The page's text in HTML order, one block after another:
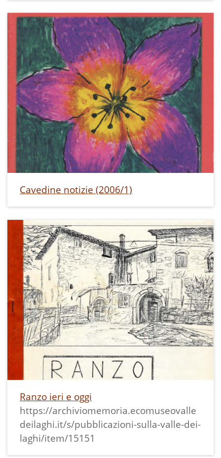
Cavedine notizie (2006/1)
Ranzo ieri e oggi
https://archiviomemoria.ecomuseovalle
deilaghi.it/s/pubblicazioni-sulla-valle-dei-
laghi/item/15151